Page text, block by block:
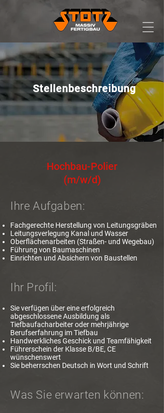
Stellenbeschreibung
Hochbau-Polier
(m/w/d)
Ihre Aufgaben:
Fachgerechte Herstellung von Leitungsgräben
Leitungsverlegung Kanal und Wasser
Oberflächenarbeiten (Straßen- und Wegebau)
Führung von Baumaschinen
Einrichten und Absichern von Baustellen
Ihr Profil:
Sie verfügen über eine erfolgreich
abgeschlossene Ausbildung als
Tiefbaufacharbeiter oder mehrjährige
Berufserfahrung im Tiefbau
Handwerkliches Geschick und Teamfähigkeit
Führerschein der Klasse B/BE, CE
wünschenswert
Sie beherrschen Deutsch in Wort und Schrift
Was Sie erwarten können: